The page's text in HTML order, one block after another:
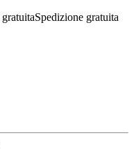
Spedizione gratuita